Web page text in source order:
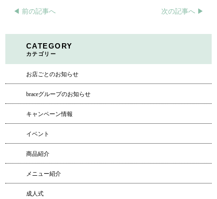
◀︎ 前の記事へ 次の記事へ ▶︎
CATEGORY
カテゴリー
お店ごとのお知らせ
braceグループのお知らせ
キャンペーン情報
イベント
商品紹介
メニュー紹介
成人式